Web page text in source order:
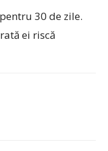
30 de zile.
ei riscă